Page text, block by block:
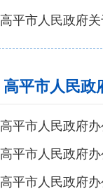
高平市人民政府
高平市人民政
高平市人民政府
高平市人民政府